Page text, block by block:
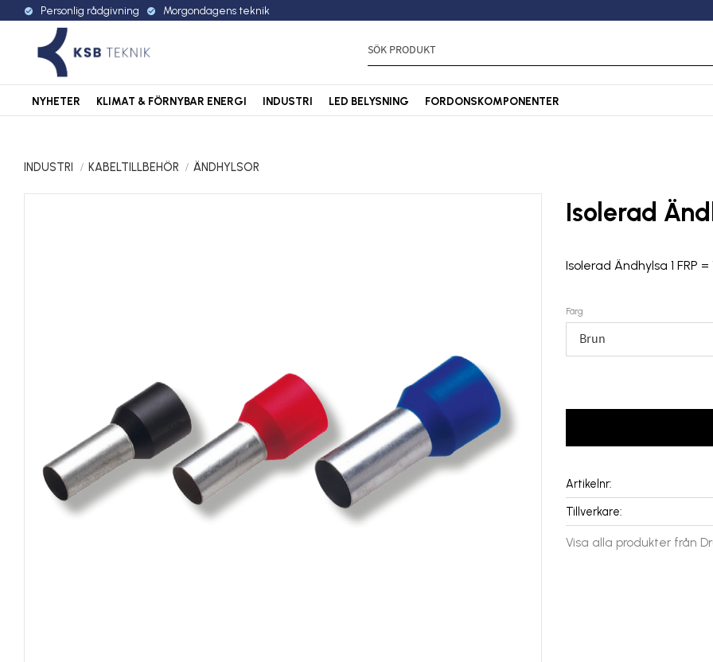
check_circle Personlig rådgivning check_circle Morgondagens teknik
NYHETER KLIMAT & FÖRNYBAR ENERGI INDUSTRI LED BELYSNING FORDONSKOMPONENTER
INDUSTRI KABELTILLBEHÖR ÄNDHYLSOR
Isolerad
Isolerad Ändhylsa 1 FRP =
Färg
Artikelnr
Tillverkare
Visa alla produkter från